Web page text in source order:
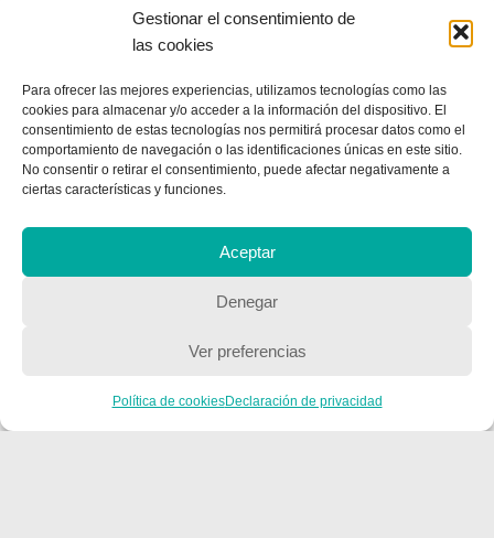
Gestionar el consentimiento de
las cookies
Para ofrecer las mejores experiencias, utilizamos tecnologías como las
cookies para almacenar y/o acceder a la información del dispositivo. El
consentimiento de estas tecnologías nos permitirá procesar datos como el
comportamiento de navegación o las identificaciones únicas en este sitio.
No consentir o retirar el consentimiento, puede afectar negativamente a
ciertas características y funciones.
Aceptar
Denegar
Ver preferencias
Política de cookiesDeclaración de privacidad
CONTACTA CON NOSOTROS
Contacto
QUIENES SOMOS
POLÍTICA DE PRIVACIDAD